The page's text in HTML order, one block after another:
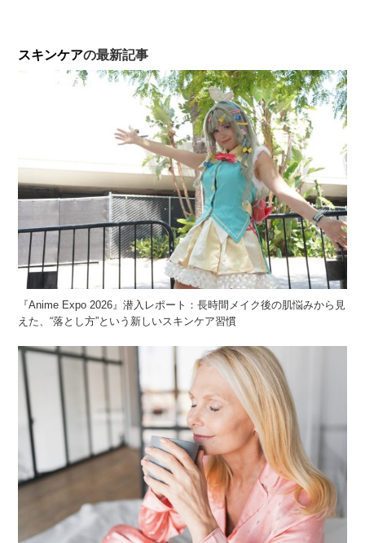
スキンケアの最新記事
『Anime Expo 2026』潜入レポート：長時間メイク後の肌悩みから見
えた、“落とし方”という新しいスキンケア習慣